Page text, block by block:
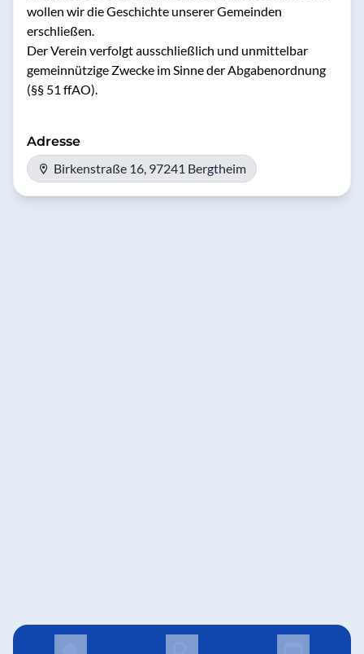
wollen wir die Geschichte unserer Gemeinden
erschließen.
Der Verein verfolgt ausschließlich und unmittelbar
gemeinnützige Zwecke im Sinne der Abgabenordnung
(§§ 51 ffAO).
Adresse
Birkenstraße 16, 97241 Bergtheim